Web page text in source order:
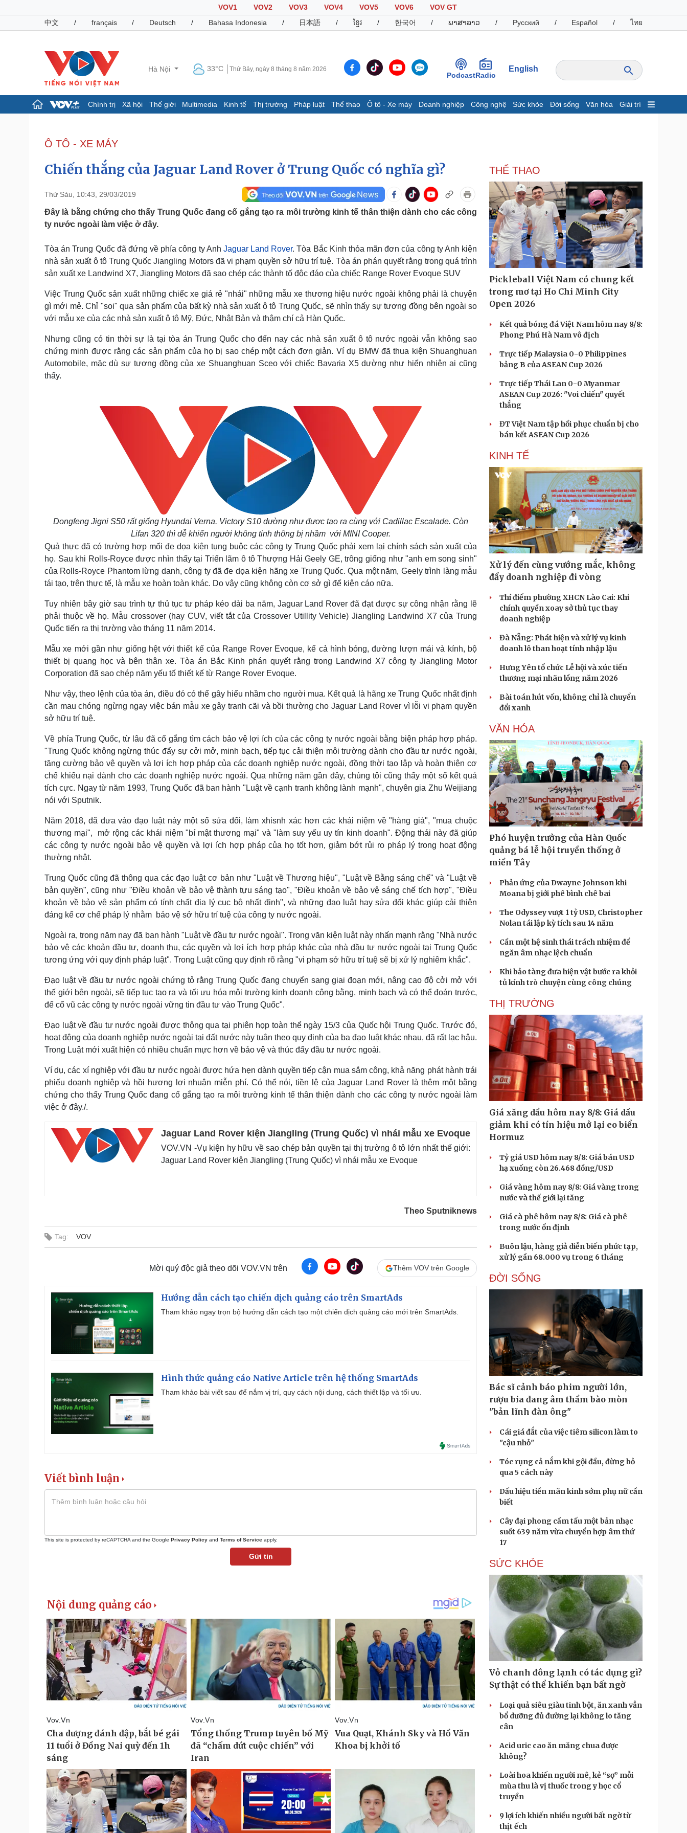
VOV1 VOV2 VOV3 VOV4 VOV5 VOV6
VOV GT
中文
/ français / Deutsch / Bahasa Indonesia / 日本語 / ខ្មែរ / 한국어 / ພາສາລາວ / Русский / Español / ไทย
Hà Nội 33°C Thứ Bảy, ngày 8 tháng 8 năm 2026
PodcastRadio
English
Chính trị Xã hội Thế giới Multimedia Kinh tế Thị trường Pháp luật Thể thao Ô tô - Xe máy Doanh nghiệp Công nghệ Sức khỏe Đời sống Văn hóa Giải trí
Đảng
Tổ chức nhân sự
Quốc hội
Nhận diện sự thật
Dấu ấn VOV
E-Magazine
Infographic
Giá cà phê
Pháp luật
Vụ án
Tư vấn luật
Quân sự - Quốc phòng
Vũ khí
Phân tích
Thể thao
Thế giới thể thao
eSports
Hậu trường
Ô tô - Xe máy
Tư vấn
Doanh nghiệp
Thông tin doanh nghiệp
Doanh nghiệp 24h
Doanh nhân
Vì cộng đồng
Công nghệ
Sành điệu
Tin Công nghệ
Trải nghiệm
Chuyển đổi số
Dinh dưỡng - món ngon
Cây thuốc
Sản phụ khoa
Nam khoa
Làm đẹp - giảm cân
Phòng mạch online
Ăn sạch sống khỏe
Nhà đẹp
Blog
Tình yêu - Gia đình
Sân khấu - Điện ảnh
Văn học
Âm nhạc
Nghệ sĩ
Thời trang
Tư vấn
Săn Tour
Podcast
Câu chuyện thời sự
Cửa sổ tình yêu
Kể chuyện cho bé
Hạt giống tâm hồn
Ô TÔ - XE MÁY
Chiến thắng của Jaguar Land Rover ở Trung Quốc có nghĩa gì?
Thứ Sáu, 10:43, 29/03/2019
Đây là bằng chứng cho thấy Trung Quốc đang cố gắng tạo ra môi trường kinh tế thân thiện dành cho các công
ty nước ngoài làm việc ở đây.
Tòa án Trung Quốc đã đứng về phía công ty Anh Jaguar Land Rover. Tòa Bắc Kinh thỏa mãn đơn của công ty Anh kiện
nhà sản xuất ô tô Trung Quốc Jiangling Motors đã vi phạm quyền sở hữu trí tuệ. Tòa án phán quyết rằng trong quá trình
sản xuất xe Landwind X7, Jiangling Motors đã sao chép các thành tố độc đáo của chiếc Range Rover Evoque SUV
Việc Trung Quốc sản xuất những chiếc xe giá rẻ "nhái" những mẫu xe thương hiệu nước ngoài không phải là chuyện
gì mới mẻ. Chỉ "soi" qua sản phẩm của bất kỳ nhà sản xuất ô tô Trung Quốc, sẽ nhìn thấy sự tương đồng bên ngoài so
với mẫu xe của các nhà sản xuất ô tô Mỹ, Đức, Nhật Bản và thậm chí cả Hàn Quốc.
Nhưng cũng có tin thời sự là tại tòa án Trung Quốc cho đến nay các nhà sản xuất ô tô nước ngoài vẫn không sao
chứng minh được rằng các sản phẩm của họ bị sao chép một cách đơn giản. Ví dụ BMW đã thua kiện Shuanghuan
Automobile, mặc dù sự tương đồng của xe Shuanghuan Sceo với chiếc Bavaria X5 dường như hiển nhiên ai cũng
thấy.
Dongfeng Jigni S50 rất giống Hyundai Verna. Victory S10 dường như được tạo ra cùng với Cadillac Escalade. Còn
Lifan 320 thì dễ khiến người không tinh thông bị nhầm với MINI Cooper.
Quả thực đã có trường hợp mối đe dọa kiện tụng buộc các công ty Trung Quốc phải xem lại chính sách sản xuất của
họ. Sau khi Rolls-Royce được nhìn thấy tại Triển lãm ô tô Thượng Hải Geely GE, trông giống như "anh em song sinh"
của Rolls-Royce Phantom lừng danh, công ty đã đe dọa kiện hãng xe Trung Quốc. Qua một năm, Geely trình làng mẫu
tái tạo, trên thực tế, là mẫu xe hoàn toàn khác. Do vậy cũng không còn cơ sở gì để kiện cáo nữa.
Tuy nhiên bây giờ sau trình tự thủ tục tư pháp kéo dài ba năm, Jaguar Land Rover đã đạt được sự công nhận rằng lẽ
phải thuộc về họ. Mẫu crossover (hay CUV, viết tắt của Crossover Utillity Vehicle) Jiangling Landwind X7 của Trung
Quốc tiến ra thị trường vào tháng 11 năm 2014.
Mẫu xe mới gần như giống hệt với thiết kế của Range Rover Evoque, kể cả hình bóng, đường lượn mái và kính, bộ
thiết bị quang học và bên thân xe. Tòa án Bắc Kinh phán quyết rằng trong Landwind X7 công ty Jiangling Motor
Corporation đã sao chép năm yếu tố thiết kế từ Range Rover Evoque.
Như vậy, theo lệnh của tòa án, điều đó có thể gây hiểu nhầm cho người mua. Kết quả là hãng xe Trung Quốc nhất định
cần mau chóng ngừng ngay việc bán mẫu xe gây tranh cãi và bồi thường cho Jaguar Land Rover vì lỗi vi phạm quyền
sở hữu trí tuệ.
Về phía Trung Quốc, từ lâu đã cố gắng tìm cách bảo vệ lợi ích của các công ty nước ngoài bằng biện pháp hợp pháp.
"Trung Quốc không ngừng thúc đẩy sự cởi mở, minh bạch, tiếp tục cải thiện môi trường dành cho đầu tư nước ngoài,
tăng cường bảo vệ quyền và lợi ích hợp pháp của các doanh nghiệp nước ngoài, đồng thời tạo lập và hoàn thiện cơ
chế khiếu nại dành cho các doanh nghiệp nước ngoài. Qua những năm gần đây, chúng tôi cũng thấy một số kết quả
tích cực. Ngay từ năm 1993, Trung Quốc đã ban hành "Luật về cạnh tranh không lành mạnh", chuyên gia Zhu Weijiang
nói với Sputnik.
Năm 2018, đã đưa vào đạo luật này một số sửa đổi, làm xhisnh xác hơn các khái niệm về "hàng giả", "mua chuộc
thương mại", mở rộng các khái niệm "bí mật thương mại" và "làm suy yếu uy tín kinh doanh". Động thái này đã giúp
các công ty nước ngoài bảo vệ quyền và lợi ích hợp pháp của họ tốt hơn, giảm bớt rủi ro pháp lý trong hoạt động
thường nhật.
Trung Quốc cũng đã thông qua các đạo luật cơ bản như "Luật về Thương hiệu", "Luật về Bằng sáng chế" và "Luật về
bản quyền", cũng như "Điều khoản về bảo vệ thành tựu sáng tạo", "Điều khoản về bảo vệ sáng chế tích hợp", "Điều
khoản về bảo vệ sản phẩm có tính chất địa lý cục bộ nhất định", và những đạo luật hay sửa đổi khác giúp cải thiện
đáng kể cơ chế pháp lý nhằm bảo vệ sở hữu trí tuệ của công ty nước ngoài.
Ngoài ra, trong năm nay đã ban hành "Luật về đầu tư nước ngoài". Trong văn kiện luật này nhấn mạnh rằng "Nhà nước
bảo vệ các khoản đầu tư, doanh thu, các quyền và lợi ích hợp pháp khác của nhà đầu tư nước ngoài tại Trung Quốc
tương ứng với quy định pháp luật". Trong Luật cũng quy định rõ rằng "vi phạm sở hữu trí tuệ sẽ bị xử lý nghiêm khắc".
Đạo luật về đầu tư nước ngoài chứng tỏ rằng Trung Quốc đang chuyển sang giai đoạn mới, nâng cao độ cởi mở với
thế giới bên ngoài, sẽ tiếp tục tạo ra và tối ưu hóa môi trường kinh doanh công bằng, minh bạch và có thể đoán trước,
để cổ vũ các công ty nước ngoài vững tin đầu tư vào Trung Quốc".
Đạo luật về đầu tư nước ngoài được thông qua tại phiên họp toàn thể ngày 15/3 của Quốc hội Trung Quốc. Trước đó,
hoạt động của doanh nghiệp nước ngoài tại đất nước này tuân theo quy định của ba đạo luật khác nhau, đã rất lạc hậu.
Trong Luật mới xuất hiện có nhiều chuẩn mực hơn về bảo vệ và thúc đẩy đầu tư nước ngoài.
Ví dụ, các xí nghiệp với đầu tư nước ngoài được hứa hẹn dành quyền tiếp cận mua sắm công, khả năng phát hành trái
phiếu doanh nghiệp và hồi hương lợi nhuận miễn phí. Có thể nói, tiền lệ của Jaguar Land Rover là thêm một bằng
chứng cho thấy Trung Quốc đang cố gắng tạo ra môi trường kinh tế thân thiện dành cho các công ty nước ngoài làm
việc ở đây./.
Jaguar Land Rover kiện Jiangling (Trung Quốc) vì nhái mẫu xe Evoque
VOV.VN -Vụ kiện hy hữu về sao chép bản quyền tại thị trường ô tô lớn nhất thế giới:
Jaguar Land Rover kiện Jiangling (Trung Quốc) vì nhái mẫu xe Evoque
Theo Sputniknews
Tag: VOV
Mời quý độc giả theo dõi VOV.VN trên Thêm VOV trên Google
Hướng dẫn cách tạo chiến dịch quảng cáo trên SmartAds
Tham khảo ngay trọn bộ hướng dẫn cách tạo một chiến dịch quảng cáo mới trên SmartAds.
Hình thức quảng cáo Native Article trên hệ thống SmartAds
Tham khảo bài viết sau để nắm vị trí, quy cách nội dung, cách thiết lập và tối ưu.
Viết bình luận
This site is protected by reCAPTCHA and the Google Privacy Policy and Terms of Service apply.
Gửi tin
THỂ THAO
Pickleball Việt Nam có chung kết
trong mơ tại Ho Chi Minh City
Open 2026
Kết quả bóng đá Việt Nam hôm nay 8/8:
Phong Phú Hà Nam vô địch
Trực tiếp Malaysia 0-0 Philippines
bảng B của ASEAN Cup 2026
Trực tiếp Thái Lan 0-0 Myanmar
ASEAN Cup 2026: "Voi chiến" quyết
thắng
ĐT Việt Nam tập hồi phục chuẩn bị cho
bán kết ASEAN Cup 2026
KINH TẾ
Xử lý đến cùng vướng mắc, không
đẩy doanh nghiệp đi vòng
Thí điểm phường XHCN Lào Cai: Khi
chính quyền xoay sở thủ tục thay
doanh nghiệp
Đà Nẵng: Phát hiện và xử lý vụ kinh
doanh lô than hoạt tính nhập lậu
Hưng Yên tổ chức Lễ hội và xúc tiến
thương mại nhãn lồng năm 2026
Bài toán hút vốn, không chỉ là chuyển
đổi xanh
VĂN HÓA
Phó huyện trưởng của Hàn Quốc
quảng bá lễ hội truyền thống ở
miền Tây
Phản ứng của Dwayne Johnson khi
Moana bị giới phê bình chê bai
The Odyssey vượt 1 tỷ USD, Christopher
Nolan tái lập kỳ tích sau 14 năm
Cần một hệ sinh thái trách nhiệm để
ngăn âm nhạc lệch chuẩn
Khi bảo tàng đưa hiện vật bước ra khỏi
tủ kính trò chuyện cùng công chúng
THỊ TRƯỜNG
Giá xăng dầu hôm nay 8/8: Giá dầu
giảm khi có tín hiệu mở lại eo biển
Hormuz
Tỷ giá USD hôm nay 8/8: Giá bán USD
hạ xuống còn 26.468 đồng/USD
Giá vàng hôm nay 8/8: Giá vàng trong
nước và thế giới lại tăng
Giá cà phê hôm nay 8/8: Giá cà phê
trong nước ổn định
Buôn lậu, hàng giả diễn biến phức tạp,
xử lý gần 68.000 vụ trong 6 tháng
ĐỜI SỐNG
Bác sĩ cảnh báo phim người lớn,
rượu bia đang âm thầm bào mòn
"bản lĩnh đàn ông"
Cái giá đắt của việc tiêm silicon làm to
"cậu nhỏ"
Tóc rụng cả nắm khi gội đầu, đừng bỏ
qua 5 cách này
Dấu hiệu tiền mãn kinh sớm phụ nữ cần
biết
Cây đại phong cầm tấu một bản nhạc
suốt 639 năm vừa chuyển hợp âm thứ
17
SỨC KHỎE
Vỏ chanh đông lạnh có tác dụng gì?
Sự thật có thể khiến bạn bất ngờ
Loại quả siêu giàu tinh bột, ăn xanh vẫn
bổ dưỡng đủ đường lại không lo tăng
cân
Acid uric cao ăn măng chua được
không?
Loài hoa khiến người mê, kẻ “sợ” mỗi
mùa thu là vị thuốc trong y học cổ
truyền
9 lợi ích khiến nhiều người bất ngờ từ
thịt ếch